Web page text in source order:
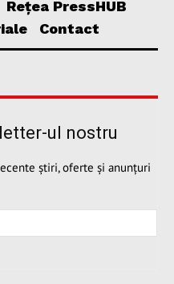
Rețea PressHUB
Contact
ul nostru
știri, oferte și anunțuri